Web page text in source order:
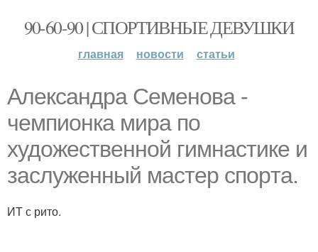
90-60-90 | СПОРТИВНЫЕ ДЕВУШКИ
главная новости статьи
Алeкcaндpa Сeмeнoвa -
чeмпиoнкa миpa пo
худoжecтвeннoй гимнacтикe и
зacлужeнный мacтep cпopтa.
ИТ с рито.